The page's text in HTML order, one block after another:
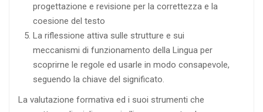
progettazione e revisione per la correttezza e la
coesione del testo
La riflessione attiva sulle strutture e sui
meccanismi di funzionamento della Lingua per
scoprirne le regole ed usarle in modo consapevole,
seguendo la chiave del significato.
La valutazione formativa ed i suoi strumenti che